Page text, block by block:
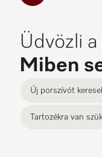
Üdvözli
Miben
Új porszívót
Tartozékra van
Miele
Miele Experience